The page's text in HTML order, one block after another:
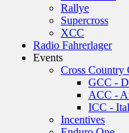
Rallye
Supercross
XCC
Radio Fahrerlager
Events
Cross Country
GCC -
ACC -
ICC -
Incentives